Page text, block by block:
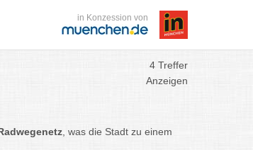
in Konzession von
4 Treffer
Anzeigen
, was die Stadt zu einem